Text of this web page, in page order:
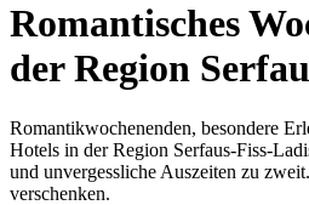
Romantisches
der Region
Romantikwochenenden, besondere
Hotels in der Region Serfaus-Fiss-
und unvergessliche Auszeiten zu
verschenken.